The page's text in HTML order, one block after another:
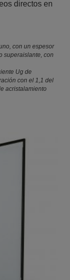
directos en
con un espesor
superaislante, con
Ug de
con el 1,1 del
acristalamiento